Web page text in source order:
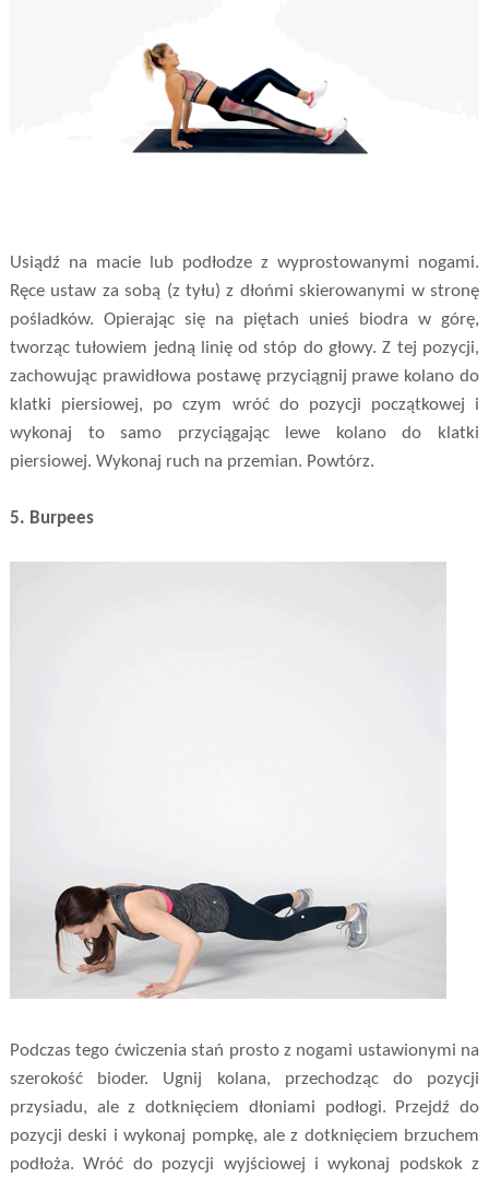
Usiądź na macie lub podłodze z wyprostowanymi nogami.
Ręce ustaw za sobą (z tyłu) z dłońmi skierowanymi w stronę
pośladków. Opierając się na piętach unieś biodra w górę,
tworząc tułowiem jedną linię od stóp do głowy. Z tej pozycji,
zachowując prawidłowa postawę przyciągnij prawe kolano do
klatki piersiowej, po czym wróć do pozycji początkowej i
wykonaj to samo przyciągając lewe kolano do klatki
piersiowej. Wykonaj ruch na przemian. Powtórz.
5. Burpees
Podczas tego ćwiczenia stań prosto z nogami ustawionymi na
szerokość bioder. Ugnij kolana, przechodząc do pozycji
przysiadu, ale z dotknięciem dłoniami podłogi. Przejdź do
pozycji deski i wykonaj pompkę, ale z dotknięciem brzuchem
podłoża. Wróć do pozycji wyjściowej i wykonaj podskok z